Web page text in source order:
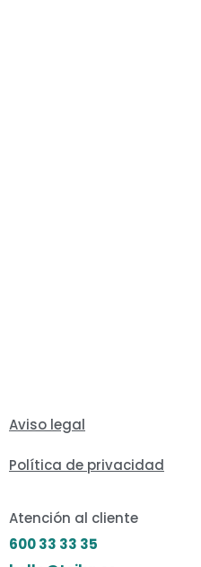
Aviso legal
Política de privacidad
Atención al cliente
600 33 33 35